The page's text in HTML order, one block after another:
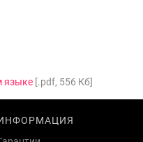
языке [.pdf, 556 Кб]